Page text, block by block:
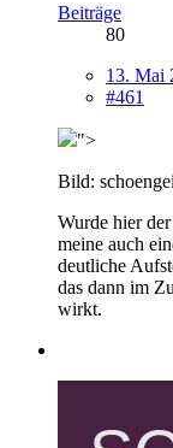
Beiträge
80
13. Mai
#461
">
Bild:
Wurde hier
meine auch
deutliche
das dann im
wirkt.